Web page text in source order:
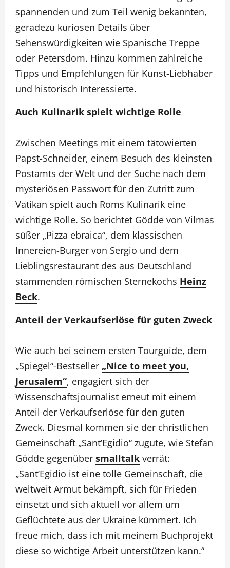
spannenden und zum Teil wenig bekannten,
geradezu kuriosen Details über
Sehenswürdigkeiten wie Spanische Treppe
oder Petersdom. Hinzu kommen zahlreiche
Tipps und Empfehlungen für Kunst-Liebhaber
und historisch Interessierte.
Auch Kulinarik spielt wichtige Rolle
Zwischen Meetings mit einem tätowierten
Papst-Schneider, einem Besuch des kleinsten
Postamts der Welt und der Suche nach dem
mysteriösen Passwort für den Zutritt zum
Vatikan spielt auch Roms Kulinarik eine
wichtige Rolle. So berichtet Gödde von Vilmas
süßer „Pizza ebraica“, dem klassischen
Innereien-Burger von Sergio und dem
Lieblingsrestaurant des aus Deutschland
stammenden römischen Sternekochs Heinz
Beck.
Anteil der Verkaufserlöse für guten Zweck
Wie auch bei seinem ersten Tourguide, dem
„Spiegel“-Bestseller „Nice to meet you,
Jerusalem“, engagiert sich der
Wissenschaftsjournalist erneut mit einem
Anteil der Verkaufserlöse für den guten
Zweck. Diesmal kommen sie der christlichen
Gemeinschaft „Sant’Egidio“ zugute, wie Stefan
Gödde gegenüber smalltalk verrät:
„Sant’Egidio ist eine tolle Gemeinschaft, die
weltweit Armut bekämpft, sich für Frieden
einsetzt und sich aktuell vor allem um
Geflüchtete aus der Ukraine kümmert. Ich
freue mich, dass ich mit meinem Buchprojekt
diese so wichtige Arbeit unterstützen kann.“